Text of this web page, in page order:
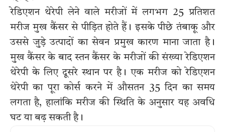
रेडिएशन थेरेपी लेने वाले मरीजों में लगभग 25 प्रतिशत
मरीज मुख कैंसर से पीड़ित होते हैं। इसके पीछे तंबाकू और
उससे जुड़े उत्पादों का सेवन प्रमुख कारण माना जाता है।
मुख कैंसर के बाद स्तन कैंसर के मरीजों की संख्या रेडिएशन
थेरेपी के लिए दूसरे स्थान पर है। एक मरीज को रेडिएशन
थेरेपी का पूरा कोर्स करने में औसतन 35 दिन का समय
लगता है, हालांकि मरीज की स्थिति के अनुसार यह अवधि
घट या बढ़ सकती है।